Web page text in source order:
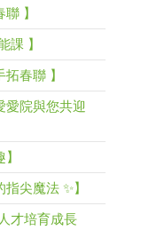
】
課 】
春聯 】
愛院與您共迎
尖魔法 ✨】
才培育成長